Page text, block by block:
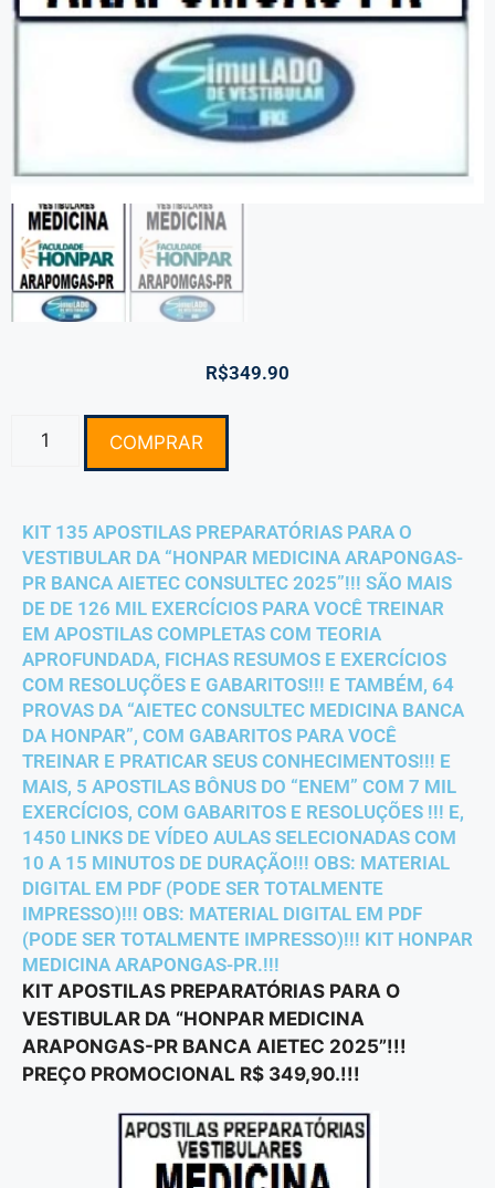
R$349.90
COMPRAR
KIT 135 APOSTILAS PREPARATÓRIAS PARA O
VESTIBULAR DA “HONPAR MEDICINA ARAPONGAS-
PR BANCA AIETEC CONSULTEC 2025”!!! SÃO MAIS
DE DE 126 MIL EXERCÍCIOS PARA VOCÊ TREINAR
EM APOSTILAS COMPLETAS COM TEORIA
APROFUNDADA, FICHAS RESUMOS E EXERCÍCIOS
COM RESOLUÇÕES E GABARITOS!!! E TAMBÉM, 64
PROVAS DA “AIETEC CONSULTEC MEDICINA BANCA
DA HONPAR”, COM GABARITOS PARA VOCÊ
TREINAR E PRATICAR SEUS CONHECIMENTOS!!! E
MAIS, 5 APOSTILAS BÔNUS DO “ENEM” COM 7 MIL
EXERCÍCIOS, COM GABARITOS E RESOLUÇÕES !!! E,
1450 LINKS DE VÍDEO AULAS SELECIONADAS COM
10 A 15 MINUTOS DE DURAÇÃO!!! OBS: MATERIAL
DIGITAL EM PDF (PODE SER TOTALMENTE
IMPRESSO)!!! OBS: MATERIAL DIGITAL EM PDF
(PODE SER TOTALMENTE IMPRESSO)!!! KIT HONPAR
MEDICINA ARAPONGAS-PR.!!!
KIT APOSTILAS PREPARATÓRIAS PARA O
VESTIBULAR DA “HONPAR MEDICINA
ARAPONGAS-PR BANCA AIETEC 2025”!!!
PREÇO PROMOCIONAL R$ 349,90.!!!